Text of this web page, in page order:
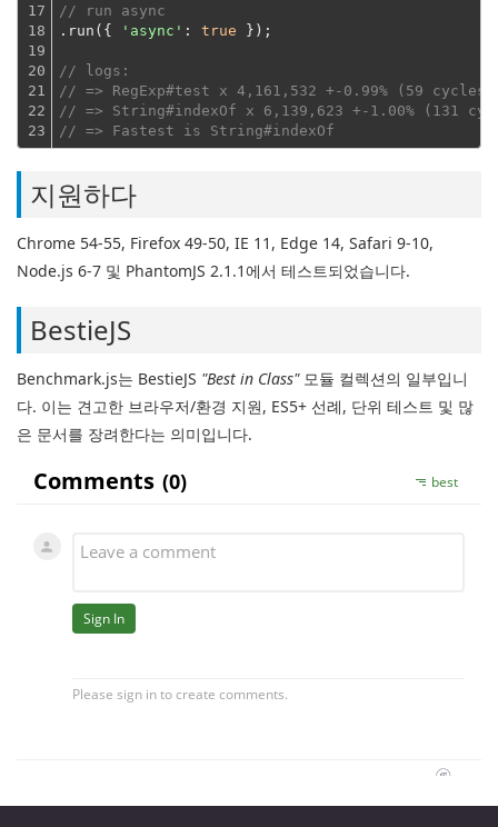
17
18
19
20
21
22
23
// run async
.run({
'async' : true });
// logs:
// => RegExp#test x 4,161,532 +-0.99% (59 cycles)
// => String#indexOf x 6,139,623 +-1.00% (131
// => Fastest is String#indexOf
지원하다
Chrome 54-55, Firefox 49-50, IE 11, Edge 14, Safari 9-10,
Node.js 6-7 및 PhantomJS 2.1.1에서 테스트되었습니다.
BestieJS
Benchmark.js는 BestieJS "Best in Class"모듈 컬렉션의 일부입니
다. 이는 견고한 브라우저/환경 지원, ES5+ 선례, 단위 테스트 및 많
은 문서를 장려한다는 의미입니다.